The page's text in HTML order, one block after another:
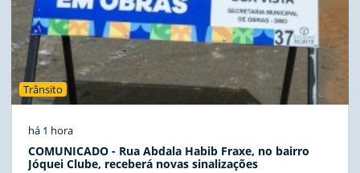
Trânsito
há 1 hora
COMUNICADO - Rua Abdala Habib Fraxe, no bairro
Jóquei Clube, receberá novas sinalizações